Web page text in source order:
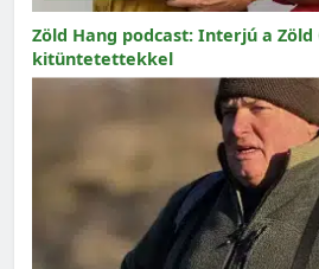
Zöld Hang podcast: Interjú a Zöld
kitüntetettekkel